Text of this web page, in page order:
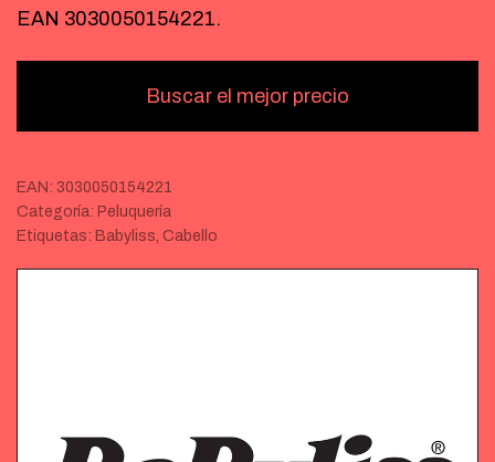
EAN 3030050154221.
Buscar el mejor precio
EAN: 3030050154221
Categoría: Peluquería
Etiquetas: Babyliss, Cabello